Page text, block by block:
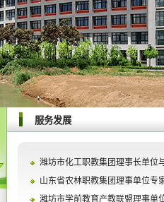
服务发展
潍坊市化工职教集团理事长单位
山东省农林职教集团理事单位专
潍坊市学前教育产教联盟理事单